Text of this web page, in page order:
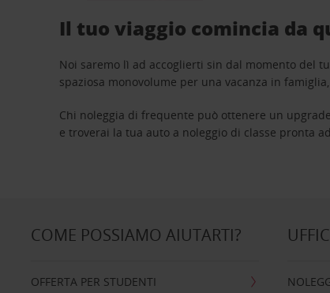
Il tuo viaggio comincia da
Noi saremo lì ad accoglierti sin dal momento del
spaziosa monovolume per una vacanza in
Chi noleggia di frequente può ottenere un
e troverai la tua auto a noleggio di classe
COME POSSIAMO AIUTARTI?
OFFERTA PER STUDENTI